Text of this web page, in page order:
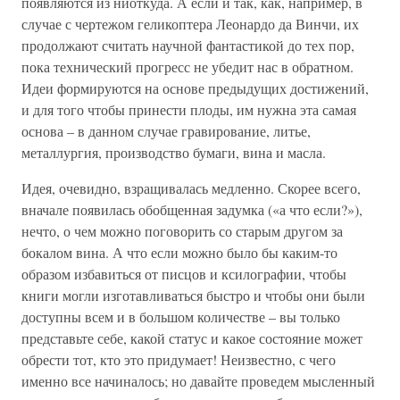
случае с чертежом геликоптера Леонардо да Винчи, их
продолжают считать научной фантастикой до тех пор,
пока технический прогресс не убедит нас в обратном.
Идеи формируются на основе предыдущих достижений,
и для того чтобы принести плоды, им нужна эта самая
основа – в данном случае гравирование, литье,
металлургия, производство бумаги, вина и масла.
Идея, очевидно, взращивалась медленно. Скорее всего,
вначале появилась обобщенная задумка («а что если?»),
нечто, о чем можно поговорить со старым другом за
бокалом вина. А что если можно было бы каким-то
образом избавиться от писцов и ксилографии, чтобы
книги могли изготавливаться быстро и чтобы они были
доступны всем и в большом количестве – вы только
представьте себе, какой статус и какое состояние может
обрести тот, кто это придумает! Неизвестно, с чего
именно все начиналось; но давайте проведем мысленный